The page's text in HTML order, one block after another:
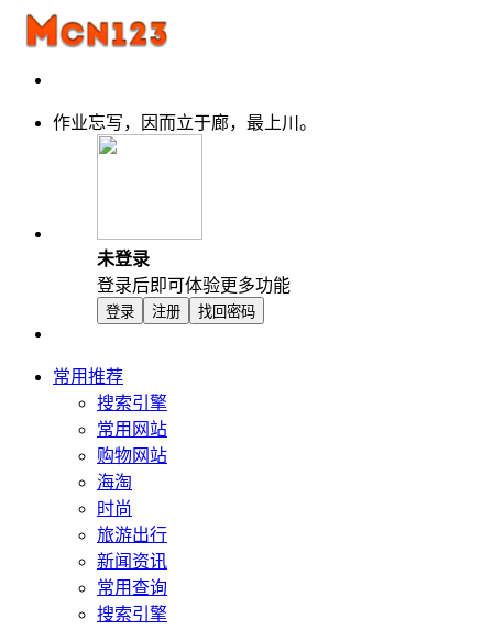
作业忘写，因而立于廊，最上川。
未登录
登录后即可体验更多功能
登录 注册 找回密码
常用推荐
搜索引擎
常用网站
购物网站
海淘
时尚
旅游出行
新闻资讯
常用查询
搜索引擎